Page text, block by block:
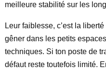
meilleure stabilité sur les
Leur faiblesse, c’est la
gêner dans les petits
techniques. Si ton poste de
défaut reste toutefois limité.